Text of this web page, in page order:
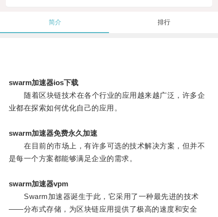
简介 排行
swarm加速器ios下载
随着区块链技术在各个行业的应用越来越广泛，许多企
业都在探索如何优化自己的应用。
swarm加速器免费永久加速
在目前的市场上，有许多可选的技术解决方案，但并不
是每一个方案都能够满足企业的需求。
swarm加速器vpm
Swarm加速器诞生于此，它采用了一种最先进的技术
——分布式存储，为区块链应用提供了极高的速度和安全